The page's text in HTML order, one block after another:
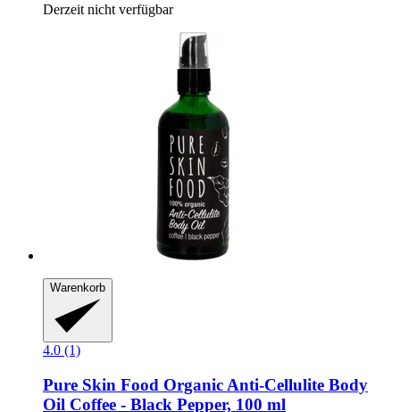
Derzeit nicht verfügbar
Warenkorb
4.0 (1)
Pure Skin Food Organic Anti-​Cellulite Body
Oil Coffee -​ Black Pepper, 100 ml